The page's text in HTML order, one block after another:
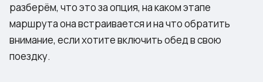
разберём, что это за опция, на каком этапе
маршрута она встраивается и на что обратить
внимание, если хотите включить обед в свою
поездку.